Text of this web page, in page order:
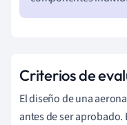
Criterios de
El diseño de una
antes de ser aprobado.